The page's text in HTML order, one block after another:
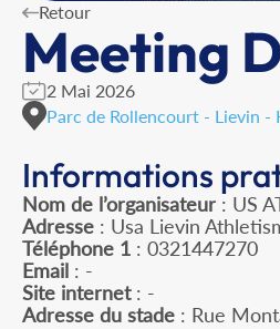
Retour
Meeting
2 Mai 2026
Parc de Rollencourt - Lievin -
Informations
Nom de l’organisateur : US
Adresse : Usa Lievin
Téléphone 1 : 0321447270
Email : -
Site internet: -
Adresse du stade : Rue